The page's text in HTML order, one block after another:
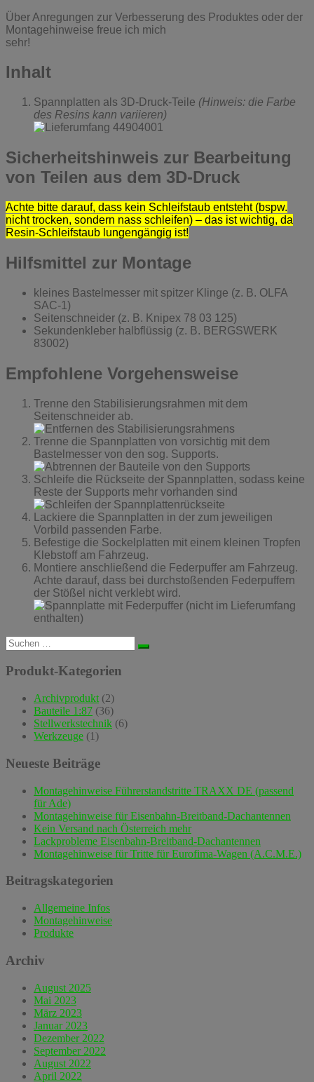
Über Anregungen zur Verbesserung des Produktes oder der
Montagehinweise freue ich mich
sehr!
Inhalt
Spannplatten als 3D-Druck-Teile (Hinweis: die Farbe
des Resins kann variieren)
Sicherheitshinweis zur Bearbeitung
von Teilen aus dem 3D-Druck
Achte bitte darauf, dass kein Schleifstaub entsteht (bspw.
nicht trocken, sondern nass schleifen) – das ist wichtig, da
Resin-Schleifstaub lungengängig ist!
Hilfsmittel zur Montage
kleines Bastelmesser mit spitzer Klinge (z. B. OLFA
SAC-1)
Seitenschneider (z. B. Knipex 78 03 125)
Sekundenkleber halbflüssig (z. B. BERGSWERK
83002)
Empfohlene Vorgehensweise
Trenne den Stabilisierungsrahmen mit dem
Seitenschneider ab.
Trenne die Spannplatten von vorsichtig mit dem
Bastelmesser von den sog. Supports.
Schleife die Rückseite der Spannplatten, sodass keine
Reste der Supports mehr vorhanden sind
Lackiere die Spannplatten in der zum jeweiligen
Vorbild passenden Farbe.
Befestige die Sockelplatten mit einem kleinen Tropfen
Klebstoff am Fahrzeug.
Montiere anschließend die Federpuffer am Fahrzeug.
Achte darauf, dass bei durchstoßenden Federpuffern
der Stößel nicht verklebt wird.
Suchen
nach:
Produkt-Kategorien
Archivprodukt (2)
Bauteile 1:87 (36)
Stellwerkstechnik (6)
Werkzeuge (1)
Neueste Beiträge
Montagehinweise Führerstandstritte TRAXX DE (passend
für Ade)
Montagehinweise für Eisenbahn-Breitband-Dachantennen
Kein Versand nach Österreich mehr
Lackprobleme Eisenbahn-Breitband-Dachantennen
Montagehinweise für Tritte für Eurofima-Wagen (A.C.M.E.)
Beitragskategorien
Allgemeine Infos
Montagehinweise
Produkte
Archiv
August 2025
Mai 2023
März 2023
Januar 2023
Dezember 2022
September 2022
August 2022
April 2022